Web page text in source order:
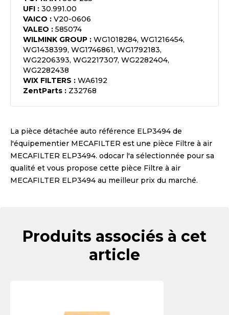
UFI : 30.991.00
VAICO : V20-0606
VALEO : 585074
WILMINK GROUP : WG1018284, WG1216454,
WG1438399, WG1746861, WG1792183,
WG2206393, WG2217307, WG2282404,
WG2282438
WIX FILTERS : WA6192
ZentParts : Z32768
La pièce détachée auto référence ELP3494 de
l'équipementier MECAFILTER est une pièce Filtre à air
MECAFILTER ELP3494. odocar l'a sélectionnée pour sa
qualité et vous propose cette pièce Filtre à air
MECAFILTER ELP3494 au meilleur prix du marché.
Produits associés à cet
article